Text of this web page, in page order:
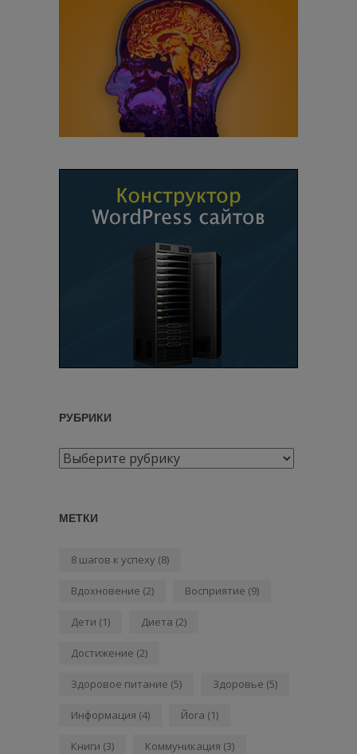
РУБРИКИ
Рубрики
МЕТКИ
8 шагов к успеху (8)
Вдохновение (2) Восприятие (9)
Дети (1) Диета (2)
Достижение (2)
Здоровое питание (5) Здоровье (5)
Информация (4) Йога (1)
Книги (3) Коммуникация (3)